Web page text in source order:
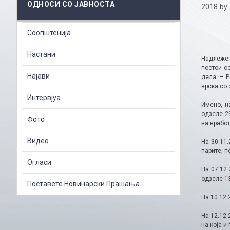
2018 by
постои
дела –
врска со
Имено,
одзеле
на
На
парите,
На
одзеле
На
На
на која
ОДНОСИ СО ЈАВНОСТА
Соопштенија
Настани
Најави
Интервјуа
Фото
Видео
Огласи
Поставете Новинарски Прашања